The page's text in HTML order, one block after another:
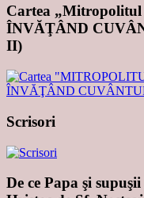
Cartea „Mitropolitul
ÎNVĂŢÂND
II)
Scrisori
De ce Papa şi